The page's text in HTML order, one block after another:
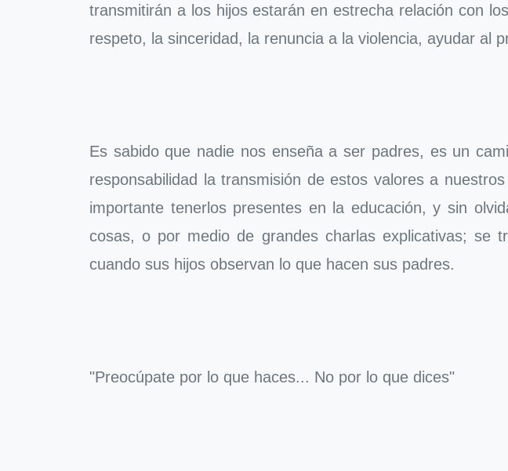
transmitirán a los hijos estarán en estrecha relación con
respeto, la sinceridad, la renuncia a la violencia, ayudar al
Es sabido que nadie nos enseña a ser padres, es un
responsabilidad la transmisión de estos valores a
importante tenerlos presentes en la educación, y sin
cosas, o por medio de grandes charlas explicativas; se
cuando sus hijos observan lo que hacen sus padres.
"Preocúpate por lo que haces... No por lo que dices"